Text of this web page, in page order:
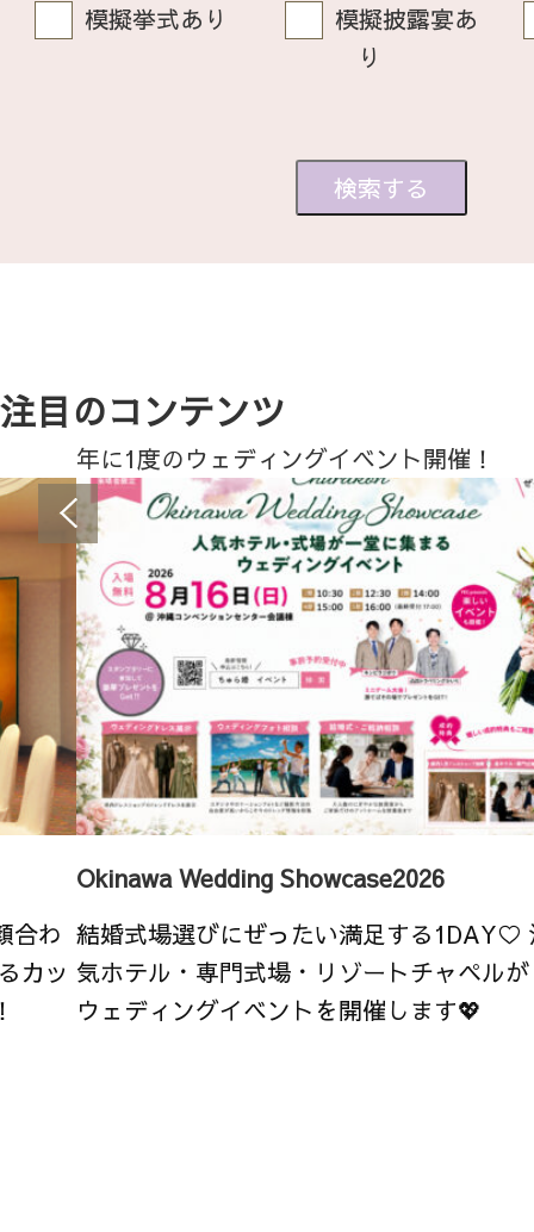
模擬挙式あり
模擬披露宴あ
り
注目のコンテンツ
合わ
カッ
年に1度のウェディングイベント開催！
Okinawa Wedding Showcase2026
結婚式場選びにぜったい満足する1DAY♡
気ホテル・専門式場・リゾートチャペル
ウェディングイベントを開催します💖